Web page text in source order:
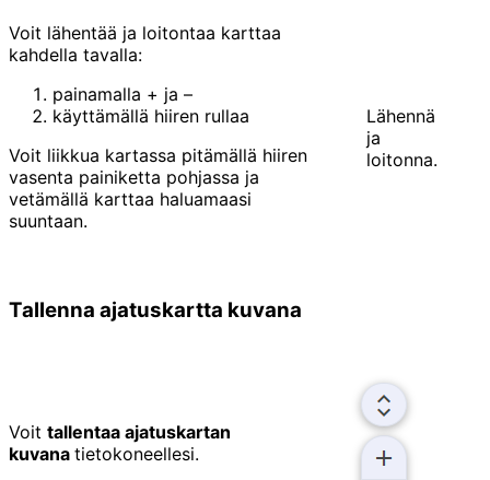
Voit lähentää ja loitontaa karttaa
kahdella tavalla:
painamalla + ja –
käyttämällä hiiren rullaa
Voit liikkua kartassa pitämällä hiiren
vasenta painiketta pohjassa ja
vetämällä karttaa haluamaasi
suuntaan.
Lähennä
ja
loitonna.
Tallenna ajatuskartta kuvana
Voit tallentaa ajatuskartan
kuvana tietokoneellesi.